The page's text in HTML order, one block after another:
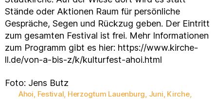
Stände oder Aktionen Raum für persönliche
Gespräche, Segen und Rückzug geben. Der Eintritt
zum gesamten Festival ist frei. Mehr Informationen
zum Programm gibt es hier: https://www.kirche-
ll.de/von-a-bis-z/k/kulturfest-ahoi.html
Foto: Jens Butz
Ahoi Festival Herzogtum Lauenburg Juni Kirche,